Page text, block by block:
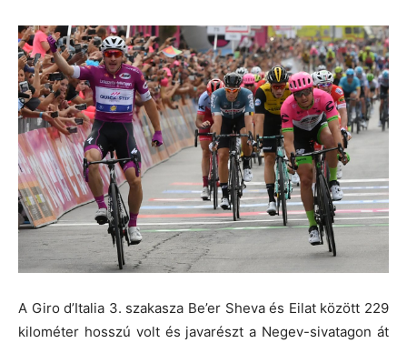
A Giro d’Italia 3. szakasza Be’er Sheva és Eilat között 229
kilométer hosszú volt és javarészt a Negev-sivatagon át